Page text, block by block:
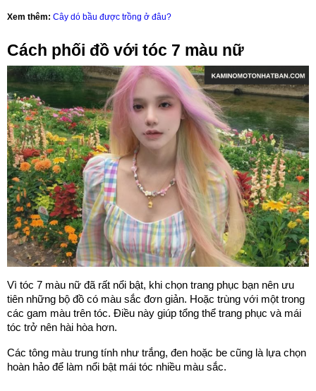
Xem thêm: Cây dó bầu được trồng ở đâu?
Cách phối đồ với tóc 7 màu nữ
Vì tóc 7 màu nữ đã rất nổi bật, khi chọn trang phục bạn nên ưu
tiên những bộ đồ có màu sắc đơn giản. Hoặc trùng với một trong
các gam màu trên tóc. Điều này giúp tổng thể trang phục và mái
tóc trở nên hài hòa hơn.
Các tông màu trung tính như trắng, đen hoặc be cũng là lựa chọn
hoàn hảo để làm nổi bật mái tóc nhiều màu sắc.